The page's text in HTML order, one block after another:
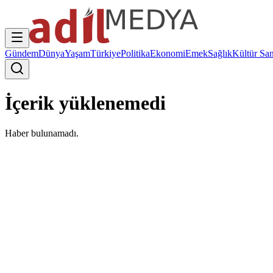
GündemDünyaYaşamTürkiyePolitikaEkonomiEmekSağlıkKültür
İçerik yüklenemedi
Haber bulunamadı.